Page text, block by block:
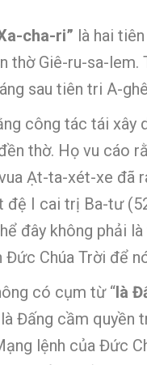
cha-ri” là hai
Giê-ru-sa-
sau tiên tri A-
công tác tái xây
thờ. Họ vu cáo
Ạt-ta-xét-xe đã
I cai trị Ba-tư
đây không phải
Chúa Trời để
có cụm từ “là
Đấng cầm quyền
lệnh của Đức